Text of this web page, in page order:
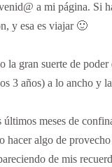
a mi página. Si
y esa es viajar 🙂
la gran suerte de
3 años) a lo ancho y
últimos meses de
hacer algo de
de mis